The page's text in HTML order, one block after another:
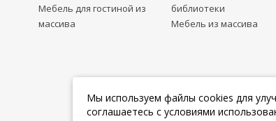
Мебель для гостиной из
массива
библиотеки
Мебель из массива
Мы используем файлы cookies для
соглашаетесь с условиями